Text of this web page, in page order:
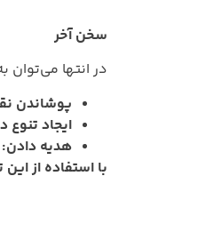
سخن آخر
در انتها می‌توان
پوشاندن
ایجاد تنوع
هدیه دادن:
با استفاده از